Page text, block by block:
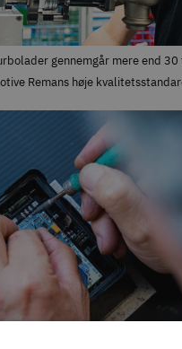
gennemgår mere end
Remans høje